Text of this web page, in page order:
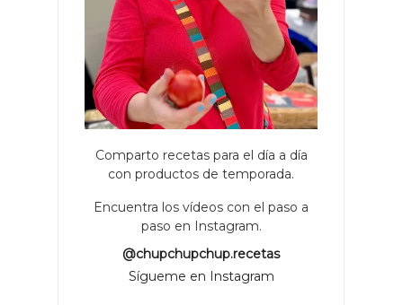
Comparto recetas para el día a día
con productos de temporada.
Encuentra los vídeos con el paso a
paso en Instagram.
@chupchupchup.recetas
Sígueme en Instagram